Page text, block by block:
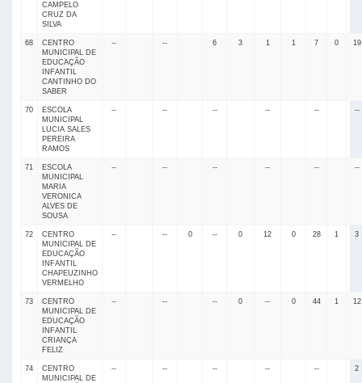
CAMPELO
CRUZ DA
SILVA
68
CENTRO
MUNICIPAL DE
EDUCAÇÃO
INFANTIL
CANTINHO DO
SABER
-- -- 6 3 1 1 7 0 19
70
ESCOLA
MUNICIPAL
LUCIA SALES
PEREIRA
RAMOS
-- -- -- -- -- --
71
ESCOLA
MUNICIPAL
MARIA
VERONICA
ALVES DE
SOUSA
-- -- -- -- -- --
72
CENTRO
MUNICIPAL DE
EDUCAÇÃO
INFANTIL
CHAPEUZINHO
VERMELHO
-- -- 0 -- 0 12 0 28 1 3
73
CENTRO
MUNICIPAL DE
EDUCAÇÃO
INFANTIL
CRIANÇA
FELIZ
-- -- -- 0 -- 0 44 1 12
74
CENTRO
MUNICIPAL DE
-- -- -- -- -- 2